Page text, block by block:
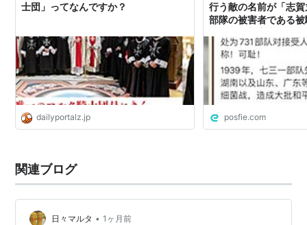
士団」ってなんですか？
dailyportalz.jp
行う敵の名前が「志
部隊の被害者である
posfie.com
関連ブログ
日々マルタ • 1ヶ月前